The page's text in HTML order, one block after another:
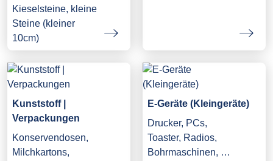
Kieselsteine, kleine
Steine (kleiner
10cm)
Kunststoff |
Verpackungen
Konservendosen,
Milchkartons,
E-Geräte (Kleingeräte)
Drucker, PCs,
Toaster, Radios,
Bohrmaschinen, …